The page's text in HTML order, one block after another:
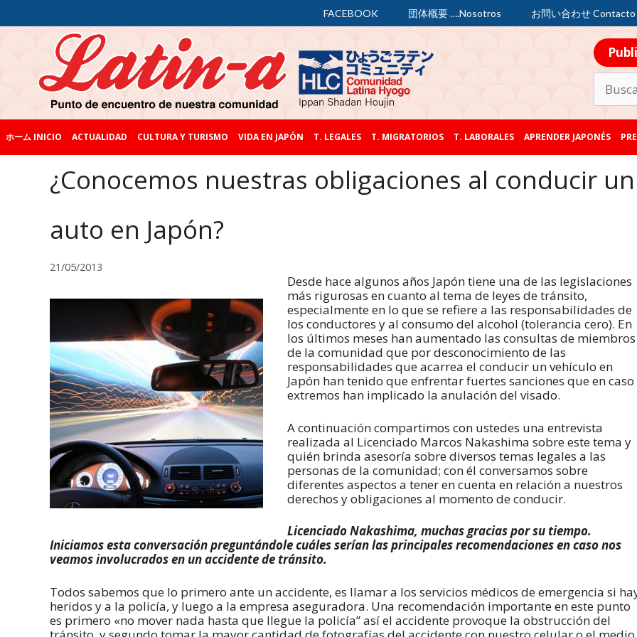
FACEBOOK 団体概要 ….Nosotros お問い合わせ Contacto
ホーム INICIO ACTUALIDAD CULTURA Y TURISMO VIDA EN JAPÓN T. LEGALES T. MIGRATORIOS T. LABORALES APRENDER JAPONÉS
¿Conocemos nuestras obligaciones al conducir un
auto en Japón?
21/05/2013
Desde hace algunos años Japón tiene una de las legislaciones
más rigurosas en cuanto al tema de leyes de tránsito,
especialmente en lo que se refiere a las responsabilidades de
los conductores y al consumo del alcohol (tolerancia cero). En
los últimos meses han aumentado las consultas de miembros
de la comunidad que por desconocimiento de las
responsabilidades que acarrea el conducir un vehículo en
Japón han tenido que enfrentar fuertes sanciones que en caso
extremos han implicado la anulación del visado.
A continuación compartimos con ustedes una entrevista
realizada al Licenciado Marcos Nakashima sobre este tema y
quién brinda asesoría sobre diversos temas legales a las
personas de la comunidad; con él conversamos sobre
diferentes aspectos a tener en cuenta en relación a nuestros
derechos y obligaciones al momento de conducir.
Licenciado Nakashima, muchas gracias por su tiempo.
Iniciamos esta conversación preguntándole cuáles serían las principales recomendaciones en caso nos
veamos involucrados en un accidente de tránsito.
Todos sabemos que lo primero ante un accidente, es llamar a los servicios médicos de emergencia si
heridos y a la policía, y luego a la empresa aseguradora. Una recomendación importante en este punto
es primero «no mover nada hasta que llegue la policía” así el accidente provoque la obstrucción del